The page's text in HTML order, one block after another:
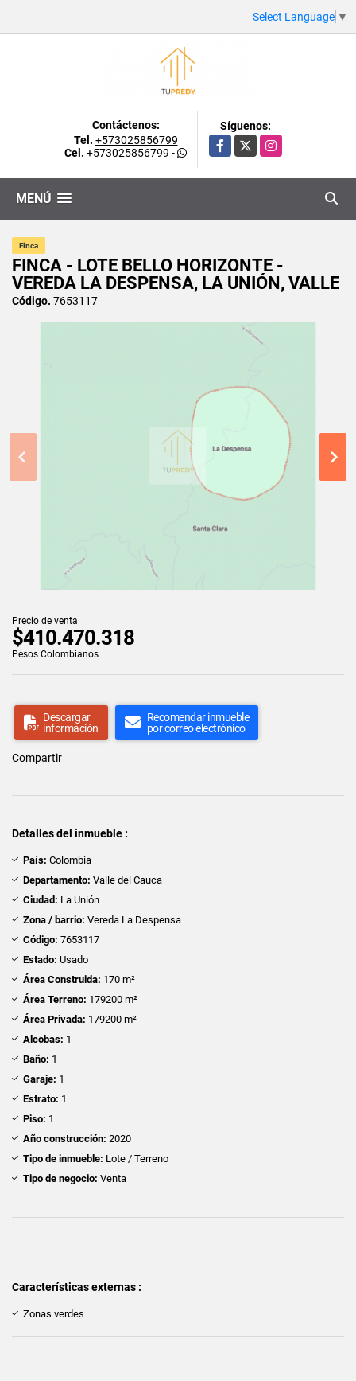
Select Language ▼
Contáctenos:
Tel. +573025856799
Cel. +573025856799 -
Síguenos:
Facebook
X Instagram
MENÚ
Finca
FINCA - LOTE BELLO HORIZONTE -
VEREDA LA DESPENSA, LA UNIÓN, VALLE
Código. 7653117
Precio de venta
$410.470.318
Pesos Colombianos
Descargar
información
Recomendar inmueble
por correo electrónico
Compartir
Detalles del inmueble :
País: Colombia
Departamento: Valle del Cauca
Ciudad: La Unión
Zona / barrio: Vereda La Despensa
Código: 7653117
Estado: Usado
Área Construida: 170 m²
Área Terreno: 179200 m²
Área Privada: 179200 m²
Alcobas: 1
Baño: 1
Garaje: 1
Estrato: 1
Piso: 1
Año construcción: 2020
Tipo de inmueble: Lote / Terreno
Tipo de negocio: Venta
Características externas :
Zonas verdes